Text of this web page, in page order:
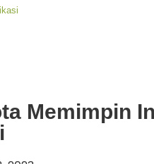
Memimpin